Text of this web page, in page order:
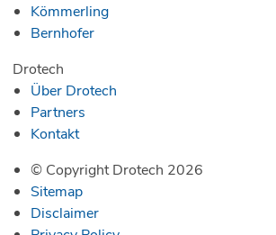
Kömmerling
Bernhofer
Drotech
Über Drotech
Partners
Kontakt
© Copyright Drotech 2026
Sitemap
Disclaimer